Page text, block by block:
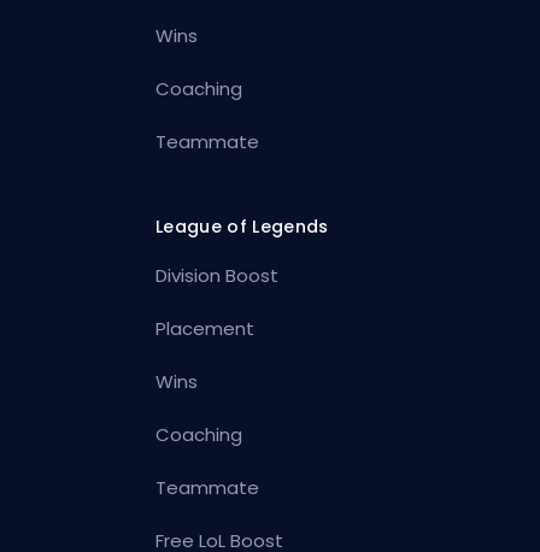
Wins
Coaching
Teammate
League of Legends
Division Boost
Placement
Wins
Coaching
Teammate
Free LoL Boost